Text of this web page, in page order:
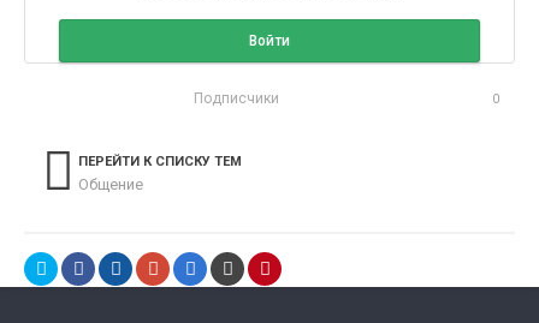
Войти
Подписчики 0
ПЕРЕЙТИ К СПИСКУ ТЕМ
Общение